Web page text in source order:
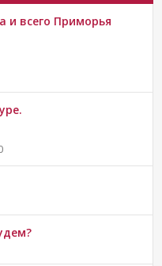
и всего Приморья